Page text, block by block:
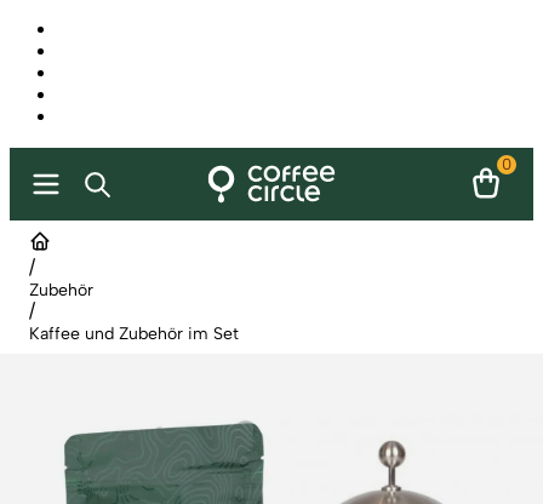
0
/
Zubehör
/
Kaffee und Zubehör im Set